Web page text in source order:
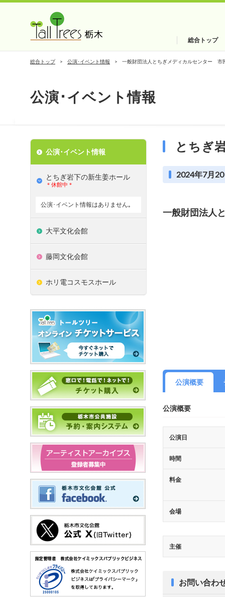
総合トップ
総合トップ 公演･イベント情報 一般財団法人とちぎメディカルセンター 市
公演･イベント情報
とちぎ
2024年7月
一般財団法人
公演概要
公演概要
公演日
時間
料金
会場
主催
お問い合わ
公演･イベント情報
とちぎ岩下の新⽣姜ホール
＊休館中＊
公演･イベント情報はありません｡
大平文化会館
藤岡文化会館
ホリ電コスモスホール